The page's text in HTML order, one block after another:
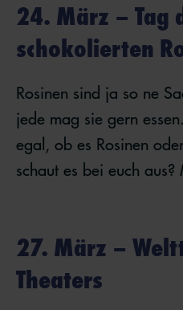
24. März – Tag
schokolierten
Rosinen sind ja so ne
jede mag sie gern
egal, ob es Rosinen
schaut es bei euch aus?
27. März –
Theaters